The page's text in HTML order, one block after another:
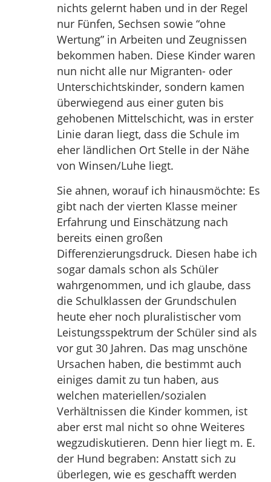
nichts gelernt haben und in der Regel
nur Fünfen, Sechsen sowie “ohne
Wertung” in Arbeiten und Zeugnissen
bekommen haben. Diese Kinder waren
nun nicht alle nur Migranten- oder
Unterschichtskinder, sondern kamen
überwiegend aus einer guten bis
gehobenen Mittelschicht, was in erster
Linie daran liegt, dass die Schule im
eher ländlichen Ort Stelle in der Nähe
von Winsen/Luhe liegt.
Sie ahnen, worauf ich hinausmöchte: Es
gibt nach der vierten Klasse meiner
Erfahrung und Einschätzung nach
bereits einen großen
Differenzierungsdruck. Diesen habe ich
sogar damals schon als Schüler
wahrgenommen, und ich glaube, dass
die Schulklassen der Grundschulen
heute eher noch pluralistischer vom
Leistungsspektrum der Schüler sind als
vor gut 30 Jahren. Das mag unschöne
Ursachen haben, die bestimmt auch
einiges damit zu tun haben, aus
welchen materiellen/sozialen
Verhältnissen die Kinder kommen, ist
aber erst mal nicht so ohne Weiteres
wegzudiskutieren. Denn hier liegt m. E.
der Hund begraben: Anstatt sich zu
überlegen, wie es geschafft werden